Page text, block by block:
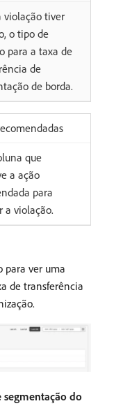
violação tiver
o tipo de
para a taxa de
de
de borda.
que
a ação
para
a violação.
para ver uma
de transferência
segmentação do